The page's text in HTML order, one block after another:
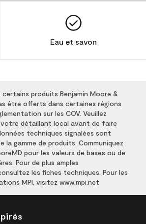
Eau et savon
certains produits Benjamin Moore &
être offerts dans certaines régions
sur les COV. Veuillez
votre détaillant local avant de faire
techniques signalées sont
la gamme de produits. Communiquez
pour les valeurs de bases ou de
Pour de plus amples
les fiches techniques. Pour les
MPI, visitez www.mpi.net